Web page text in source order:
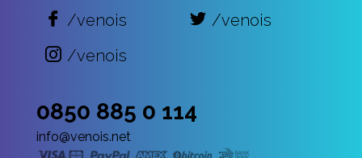
/venois
/venois
/venois
0850 885 0 114
info@venois.net